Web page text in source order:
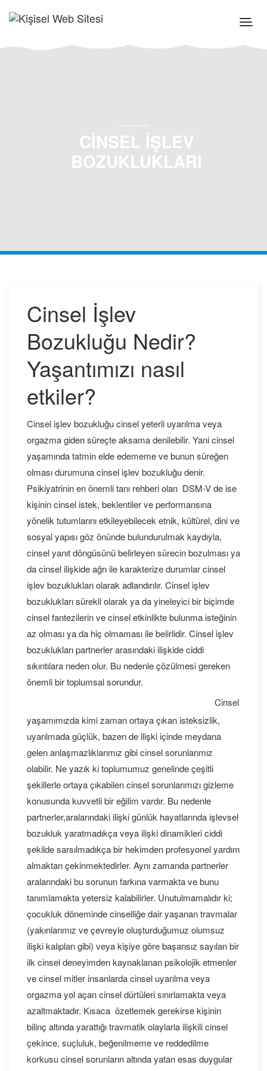
CİNSEL İŞLEV
BOZUKLUKLARI
Cinsel İşlev
Bozukluğu Nedir?
Yaşantımızı nasıl
etkiler?
Cinsel işlev bozukluğu cinsel yeterli uyarılma veya
orgazma giden süreçte aksama denilebilir. Yani cinsel
yaşamında tatmin elde edememe ve bunun süreğen
olması durumuna cinsel işlev bozukluğu denir.
Psikiyatrinin en önemli tanı rehberi olan DSM-V de ise
kişinin cinsel istek, beklentiler ve performansına
yönelik tutumlarını etkileyebilecek etnik, kültürel, dini ve
sosyal yapısı göz önünde bulundurulmak kaydıyla,
cinsel yanıt döngüsünü belirleyen sürecin bozulması ya
da cinsel ilişkide ağrı ile karakterize durumlar cinsel
işlev bozuklukları olarak adlandırılır. Cinsel işlev
bozuklukları sürekli olarak ya da yineleyici bir biçimde
cinsel fantezilerin ve cinsel etkinlikte bulunma isteğinin
az olması ya da hiç olmaması ile belirlidir. Cinsel işlev
bozuklukları partnerler arasındaki ilişkide ciddi
sıkıntılara neden olur. Bu nedenle çözülmesi gereken
önemli bir toplumsal sorundur.
Cinsel
yaşamımızda kimi zaman ortaya çıkan isteksizlik,
uyarılmada güçlük, bazen de ilişki içinde meydana
gelen anlaşmazlıklarımız gibi cinsel sorunlarımız
olabilir. Ne yazık ki toplumumuz genelinde çeşitli
şekillerle ortaya çıkabilen cinsel sorunlarımızı gizleme
konusunda kuvvetli bir eğilim vardır. Bu nedenle
partnerler,aralarındaki ilişki günlük hayatlarında işlevsel
bozukluk yaratmadıkça veya ilişki dinamikleri ciddi
şekilde sarsılmadıkça bir hekimden profesyonel yardım
almaktan çekinmektedirler. Aynı zamanda partnerler
aralarındaki bu sorunun farkına varmakta ve bunu
tanımlamakta yetersiz kalabilirler. Unutulmamalıdır ki;
çocukluk döneminde cinselliğe dair yaşanan travmalar
(yakınlarımız ve çevreyle oluşturduğumuz olumsuz
ilişki kalıpları gibi) veya kişiye göre başarısız sayılan bir
ilk cinsel deneyimden kaynaklanan psikolojik etmenler
ve cinsel mitler insanlarda cinsel uyarılma veya
orgazma yol açan cinsel dürtüleri sınırlamakta veya
azaltmaktadır. Kısaca özetlemek gerekirse kişinin
bilinç altında yarattığı travmatik olaylarla ilişkili cinsel
çekince, suçluluk, beğenilmeme ve reddedilme
korkusu cinsel sorunların altında yatan esas duygular